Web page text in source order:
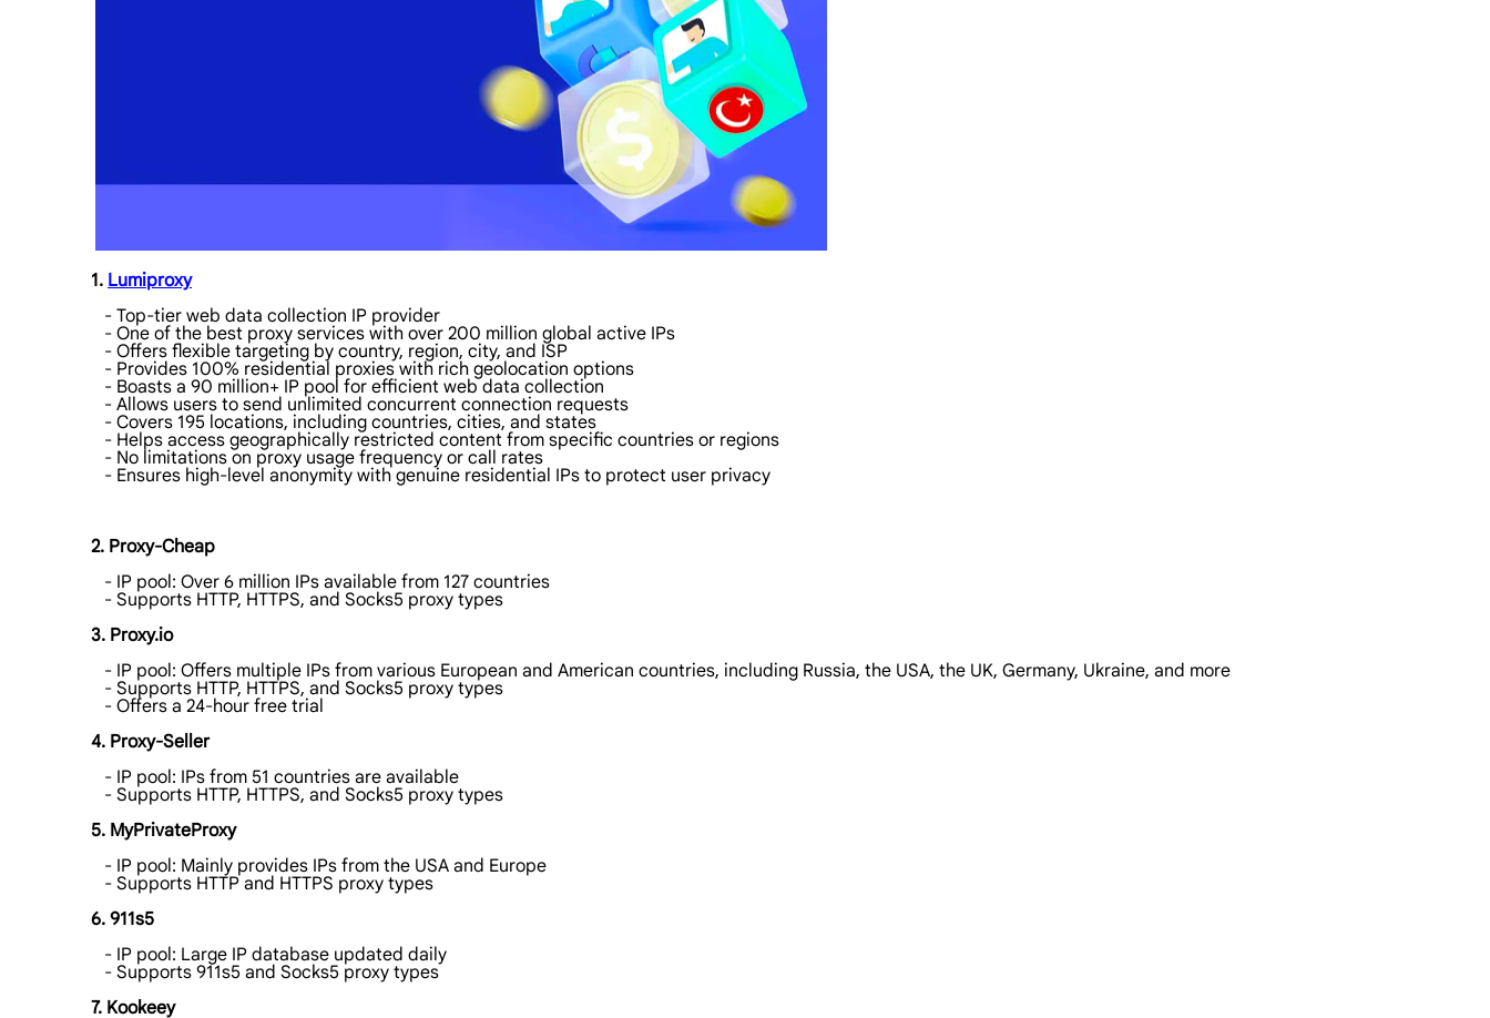
1. Lumiproxy
- Top-tier web data collection IP provider
- One of the best proxy services with over 200 million global active IPs
- Offers flexible targeting by country, region, city, and ISP
- Provides 100% residential proxies with rich geolocation options
- Boasts a 90 million+ IP pool for efficient web data collection
- Allows users to send unlimited concurrent connection requests
- Covers 195 locations, including countries, cities, and states
- Helps access geographically restricted content from specific countries or regions
- No limitations on proxy usage frequency or call rates
- Ensures high-level anonymity with genuine residential IPs to protect user privacy
2. Proxy-Cheap
- IP pool: Over 6 million IPs available from 127 countries
- Supports HTTP, HTTPS, and Socks5 proxy types
3. Proxy.io
- IP pool: Offers multiple IPs from various European and American countries, including Russia, the USA, the UK, Germany, Ukraine, and more
- Supports HTTP, HTTPS, and Socks5 proxy types
- Offers a 24-hour free trial
4. Proxy-Seller
- IP pool: IPs from 51 countries are available
- Supports HTTP, HTTPS, and Socks5 proxy types
5. MyPrivateProxy
- IP pool: Mainly provides IPs from the USA and Europe
- Supports HTTP and HTTPS proxy types
6. 911s5
- IP pool: Large IP database updated daily
- Supports 911s5 and Socks5 proxy types
7. Kookeey